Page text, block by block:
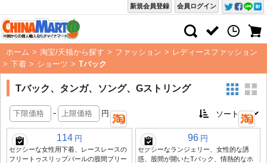
会員ログイン
新規会員登録
ホーム > 淘宝/天猫から探す > ファッション > レディースファッション
> 下着 > ショーツ > Tバック
Tバック、タンガ、ソング、Gストリング
- 円
114 円
セクシーな女性用下着、レースレースの
フリートゥスリップパールの股間ブリー
96 円
セクシーなランジェリー、女性的な誘
惑、股間が開いたTバック、情熱的なホ